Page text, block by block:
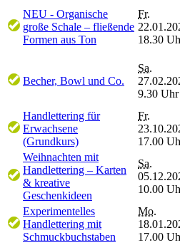
NEU - Organische
große Schale – fließende
Formen aus Ton
Fr.
18.30
Becher, Bowl und Co.
Sa.
9.30 Uhr
Handlettering für
Erwachsene
(Grundkurs)
Fr.
17.00
Weihnachten mit
Handlettering – Karten
& kreative
Geschenkideen
Sa.
10.00
Experimentelles
Handlettering mit
Schmuckbuchstaben
Mo.
17.00